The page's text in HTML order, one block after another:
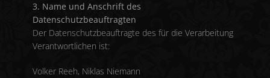
3. Name und Anschrift des
Datenschutzbeauftragten
Der Datenschutzbeauftragte des für die Verarbeitung
Verantwortlichen ist:
Volker Reeh, Niklas Niemann